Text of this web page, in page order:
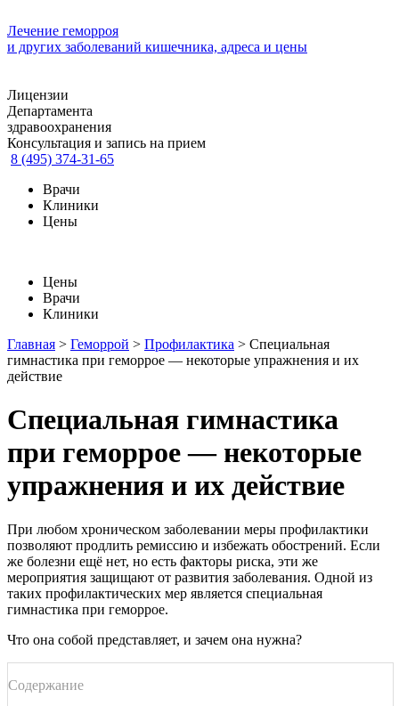
Лечение геморроя
и других заболеваний кишечника, адреса и цены
Лицензии
Департамента
здравоохранения
Консультация и запись на прием
8 (495) 374-31-65
Врачи
Клиники
Цены
Цены
Врачи
Клиники
Главная > Геморрой > Профилактика > Специальная
гимнастика при геморрое — некоторые упражнения и их
действие
Специальная гимнастика
при геморрое — некоторые
упражнения и их действие
При любом хроническом заболевании меры профилактики
позволяют продлить ремиссию и избежать обострений. Если
же болезни ещё нет, но есть факторы риска, эти же
мероприятия защищают от развития заболевания. Одной из
таких профилактических мер является специальная
гимнастика при геморрое.
Что она собой представляет, и зачем она нужна?
Содержание